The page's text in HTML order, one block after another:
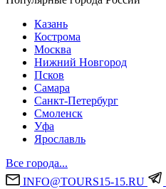
Казань
Кострома
Москва
Нижний Новгород
Псков
Самара
Санкт-Петербург
Смоленск
Уфа
Ярославль
Все города...
INFO@TOURS15-15.RU